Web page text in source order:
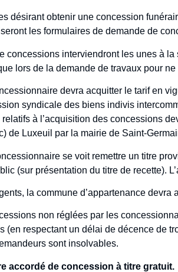
désirant obtenir une concession
les formulaires de demande de
concessions interviendront les unes à
lors de la demande de travaux pour
devra acquitter le tarif en
syndicale des biens indivis
relatifs à l’acquisition des concessions
de Luxeuil par la mairie de Saint-
se voit remettre un titre
(sur présentation du titre de recette).
la commune d’appartenance
non réglées par les
(en respectant un délai de décence de
sont insolvables.
accordé de concession à titre gratuit.